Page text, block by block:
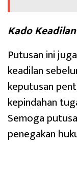
Kado
Putusan ini
keadilan
keputusan
kepindahan
Semoga
penegakan